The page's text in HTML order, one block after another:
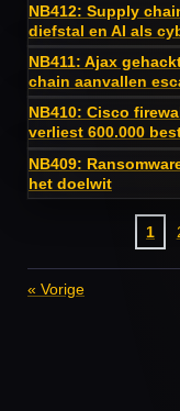
NB412: Supply
diefstal en AI als
NB411: Ajax
chain aanvallen
NB410: Cisco
verliest 600.000
NB409:
het doelwit
1
« Vorige